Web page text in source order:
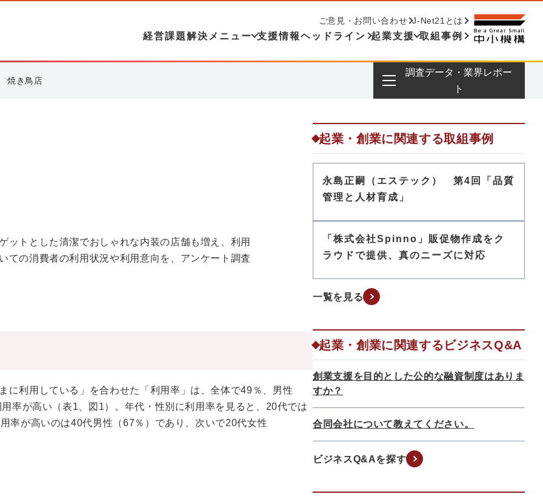
経営課題解決メニュー 支援情報ヘッドライン 起業支援 取組事例
ご意見・お問い合わせ J-Net21とは
焼き鳥店
調査データ・業界レポー
ト
ットとした清潔でおしゃれな内装の店舗も増え、利用
ての消費者の利用状況や利用意向を、アンケート調査
に利用している」を合わせた「利用率」は、全体で49％、男性
率が高い（表1、図1）。年代・性別に利用率を見ると、20代では
率が高いのは40代男性（67％）であり、次いで20代女性
起業・創業に関連する取組事例
永島正嗣（エステック） 第4回「品質
管理と人材育成」
「株式会社Spinno」販促物作成をク
ラウドで提供、真のニーズに対応
一覧を見る
起業・創業に関連するビジネスQ&A
創業支援を目的とした公的な融資制度はありま
すか？
合同会社について教えてください。
ビジネスQ&Aを探す